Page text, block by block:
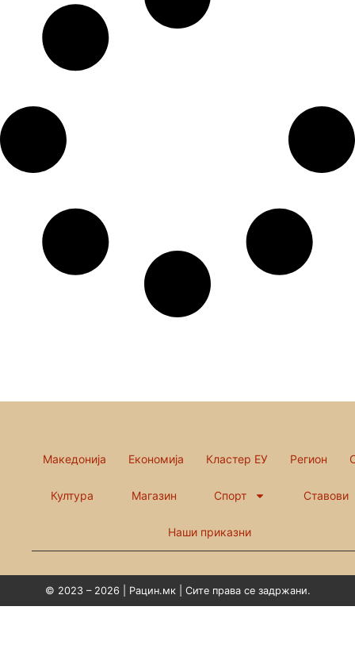
Македонија Економија Кластер ЕУ Регион
Култура Магазин Спорт Ставови
Наши приказни
© 2023 – 2026 | Рацин.мк | Сите права се задржани.